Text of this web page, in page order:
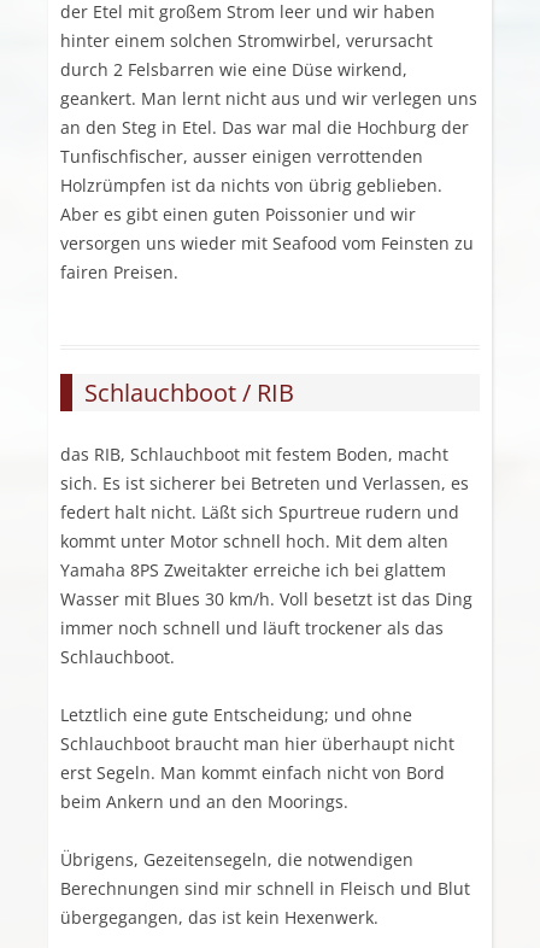
der Etel mit großem Strom leer und wir haben
hinter einem solchen Stromwirbel, verursacht
durch 2 Felsbarren wie eine Düse wirkend,
geankert. Man lernt nicht aus und wir verlegen uns
an den Steg in Etel. Das war mal die Hochburg der
Tunfischfischer, ausser einigen verrottenden
Holzrümpfen ist da nichts von übrig geblieben.
Aber es gibt einen guten Poissonier und wir
versorgen uns wieder mit Seafood vom Feinsten zu
fairen Preisen.
Schlauchboot / RIB
das RIB, Schlauchboot mit festem Boden, macht
sich. Es ist sicherer bei Betreten und Verlassen, es
federt halt nicht. Läßt sich Spurtreue rudern und
kommt unter Motor schnell hoch. Mit dem alten
Yamaha 8PS Zweitakter erreiche ich bei glattem
Wasser mit Blues 30 km/h. Voll besetzt ist das Ding
immer noch schnell und läuft trockener als das
Schlauchboot.
Letztlich eine gute Entscheidung; und ohne
Schlauchboot braucht man hier überhaupt nicht
erst Segeln. Man kommt einfach nicht von Bord
beim Ankern und an den Moorings.
Übrigens, Gezeitensegeln, die notwendigen
Berechnungen sind mir schnell in Fleisch und Blut
übergegangen, das ist kein Hexenwerk.